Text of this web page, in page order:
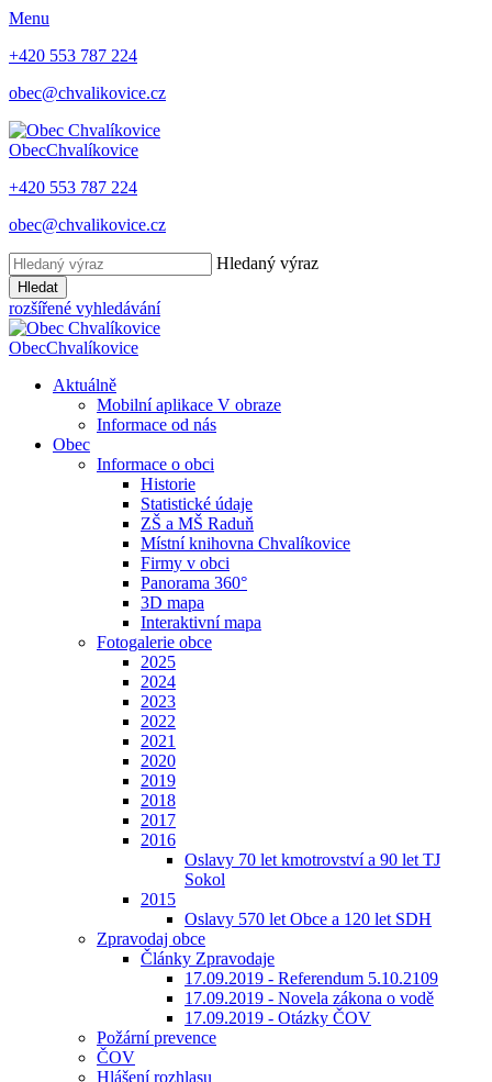
Menu
+420 553 787 224
obec@chvalikovice.cz
ObecChvalíkovice
+420 553 787 224
obec@chvalikovice.cz
Hledaný výraz
Hledat
rozšířené vyhledávání
ObecChvalíkovice
Aktuálně
Mobilní aplikace V obraze
Informace od nás
Obec
Informace o obci
Historie
Statistické údaje
ZŠ a MŠ Raduň
Místní knihovna Chvalíkovice
Firmy v obci
Panorama 360°
3D mapa
Interaktivní mapa
Fotogalerie obce
2025
2024
2023
2022
2021
2020
2019
2018
2017
2016
Oslavy 70 let kmotrovství a 90 let TJ
Sokol
2015
Oslavy 570 let Obce a 120 let SDH
Zpravodaj obce
Články Zpravodaje
17.09.2019 - Referendum 5.10.2109
17.09.2019 - Novela zákona o vodě
17.09.2019 - Otázky ČOV
Požární prevence
ČOV
Hlášení rozhlasu